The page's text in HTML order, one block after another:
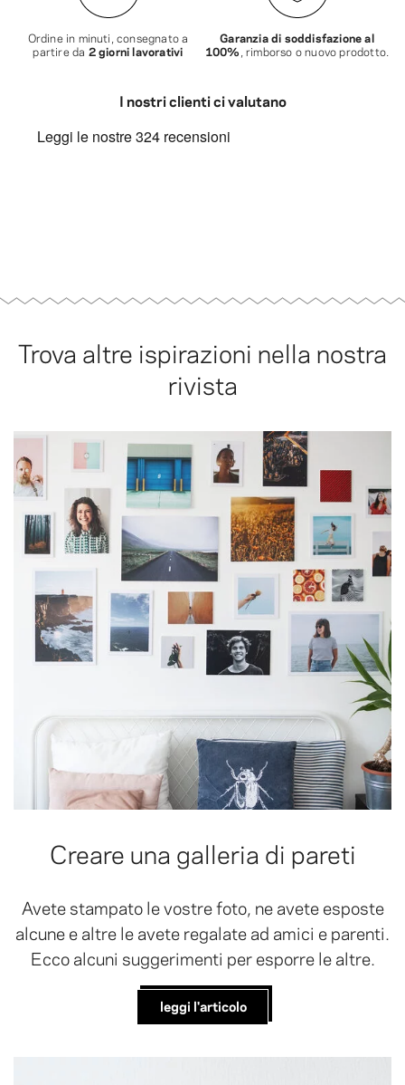
Ordine in minuti, consegnato a
partire da 2 giorni lavorativi
Garanzia di soddisfazione al
100% , rimborso o nuovo prodotto.
I nostri clienti ci valutano
Trova altre ispirazioni nella nostra
rivista
Creare una galleria di pareti
Avete stampato le vostre foto, ne avete esposte
alcune e altre le avete regalate ad amici e parenti.
Ecco alcuni suggerimenti per esporre le altre.
leggi l'articolo